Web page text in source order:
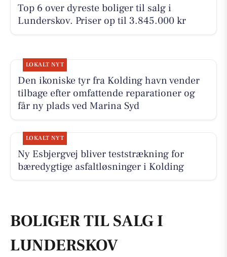
Top 6 over dyreste boliger til salg i
Lunderskov. Priser op til 3.845.000 kr
LOKALT NYT
Den ikoniske tyr fra Kolding havn vender
tilbage efter omfattende reparationer og
får ny plads ved Marina Syd
LOKALT NYT
Ny Esbjergvej bliver teststrækning for
bæredygtige asfaltløsninger i Kolding
BOLIGER TIL SALG I
LUNDERSKOV